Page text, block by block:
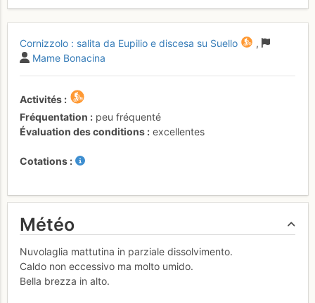
Cornizzolo : salita da Eupilio e discesa su Suello
,
Mame Bonacina
Activités
Fréquentation
peu fréquenté
Évaluation des conditions
excellentes
Cotations
Météo
Nuvolaglia mattutina in parziale dissolvimento.
Caldo non eccessivo ma molto umido.
Bella brezza in alto.